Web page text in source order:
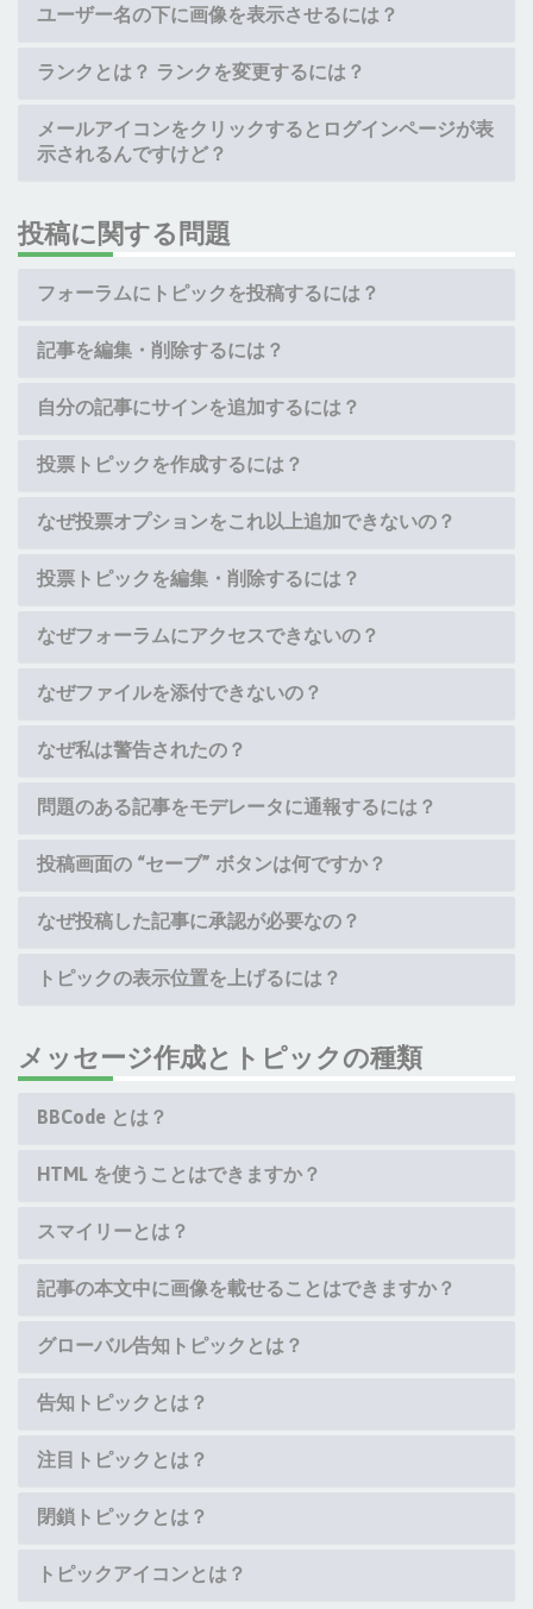
ユーザー名の下に画像を表示させるには？
ランクとは？ ランクを変更するには？
メールアイコンをクリックするとログインページが表
示されるんですけど？
投稿に関する問題
フォーラムにトピックを投稿するには？
記事を編集・削除するには？
自分の記事にサインを追加するには？
投票トピックを作成するには？
なぜ投票オプションをこれ以上追加できないの？
投票トピックを編集・削除するには？
なぜフォーラムにアクセスできないの？
なぜファイルを添付できないの？
なぜ私は警告されたの？
問題のある記事をモデレータに通報するには？
投稿画面の “セーブ” ボタンは何ですか？
なぜ投稿した記事に承認が必要なの？
トピックの表示位置を上げるには？
メッセージ作成とトピックの種類
BBCode とは？
HTML を使うことはできますか？
スマイリーとは？
記事の本文中に画像を載せることはできますか？
グローバル告知トピックとは？
告知トピックとは？
注目トピックとは？
閉鎖トピックとは？
トピックアイコンとは？